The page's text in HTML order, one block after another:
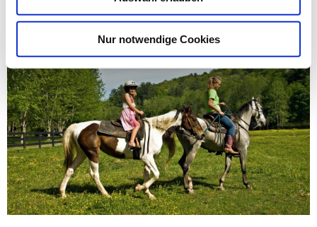
Nur notwendige Cookies